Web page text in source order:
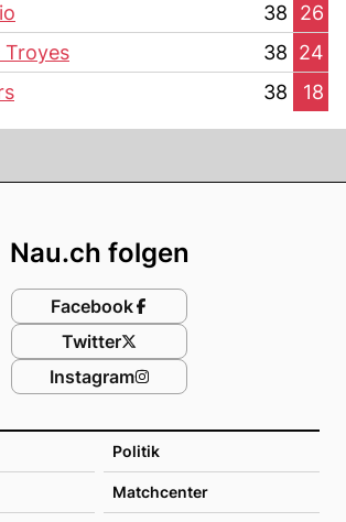
38
26
Troyes 38 24
38 18
Politik
Matchcenter
Nau.ch folgen
Facebook
Twitter
Instagram